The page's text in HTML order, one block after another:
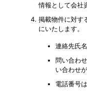
情報として会社
掲載物件に対す
にいたします。
連絡先氏
問い合わ
い合わせ
電話番号